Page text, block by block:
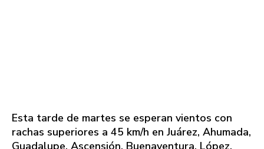
Esta tarde de martes se esperan vientos con
rachas superiores a 45 km/h en Juárez, Ahumada,